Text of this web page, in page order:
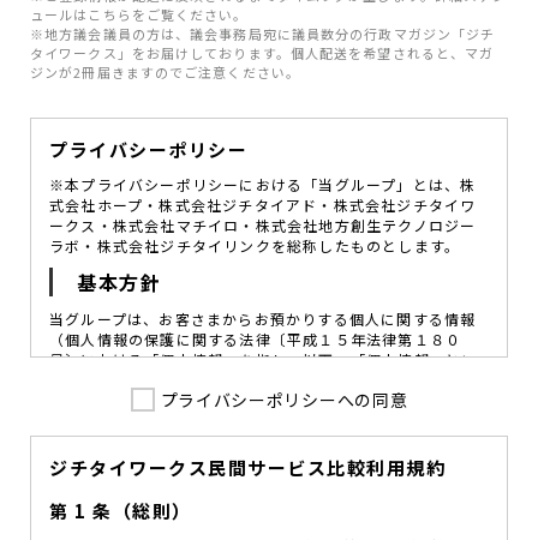
ュールはこちらをご覧ください。
※地方議会議員の方は、議会事務局宛に議員数分の行政マガジン「ジチ
タイワークス」をお届けしております。個人配送を希望されると、マガ
ジンが2冊届きますのでご注意ください。
プライバシーポリシー
※本プライバシーポリシーにおける「当グループ」とは、株
式会社ホープ・株式会社ジチタイアド・株式会社ジチタイワ
ークス・株式会社マチイロ・株式会社地方創生テクノロジー
ラボ・株式会社ジチタイリンクを総称したものとします。
基本方針
当グループは、お客さまからお預かりする個人に関する情報
（個人情報の保護に関する法律〔平成１５年法律第１８０
号〕における「個人情報」を指し、以下、「個人情報」とい
図ることが、重要な社会的責務であると考えております。
を定め、役員及び従業員に個人情報保護の重要性の認識と取
組みを徹底させることによって、個人情報の適切な取り扱い
に努めてまいります。
プライバシーポリシーへの同意
ジチタイワークス民間サービス比較利用規約
第 1 条（総則）